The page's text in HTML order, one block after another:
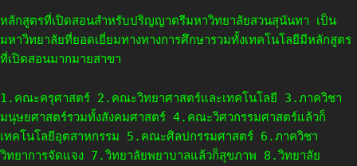
หลักสูตรที่เปิดสอนสำหรับปริญญาตรีมหาวิทยาลัยสวนสุนันทา เป็น
มหาวิทยาลัยที่ยอดเยี่ยมทางทางการศึกษารวมทั้งเทคโนโลยีมีหลักสูตร
ที่เปิดสอนมากมายสาขา
1.คณะครุศาสตร์ 2.คณะวิทยาศาสตร์และเทคโนโลยี 3.ภาควิชา
มนุษยศาสตร์รวมทั้งสังคมศาสตร์ 4.คณะวิศวกรรมศาสตร์แล้วก็
เทคโนโลยีอุตสาหกรรม 5.คณะศิลปกรรมศาสตร์ 6.ภาควิชา
วิทยาการจัดแจง 7.วิทยาลัยพยาบาลแล้วก็สุขภาพ 8.วิทยาลัย